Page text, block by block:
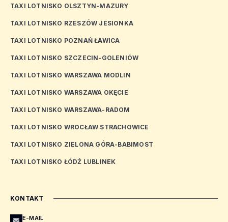
TAXI LOTNISKO OLSZTYN-MAZURY
TAXI LOTNISKO RZESZÓW JESIONKA
TAXI LOTNISKO POZNAŃ ŁAWICA
TAXI LOTNISKO SZCZECIN-GOLENIÓW
TAXI LOTNISKO WARSZAWA MODLIN
TAXI LOTNISKO WARSZAWA OKĘCIE
TAXI LOTNISKO WARSZAWA-RADOM
TAXI LOTNISKO WROCŁAW STRACHOWICE
TAXI LOTNISKO ZIELONA GÓRA-BABIMOST
TAXI LOTNISKO ŁÓDŹ LUBLINEK
KONTAKT
E-MAIL